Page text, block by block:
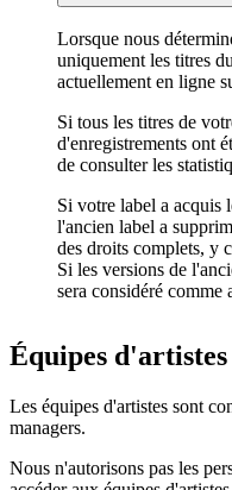
Lorsque nous
uniquement les titres
actuellement en ligne
Si tous les titres de
d'enregistrements ont
de consulter les
Si votre label a acquis
l'ancien label a
des droits complets, y
Si les versions de
sera considéré comme
Équipes d'artistes
Les équipes d'artistes sont
managers.
Nous n'autorisons pas les